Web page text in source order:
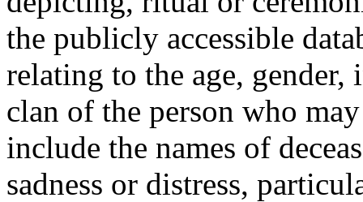
the publicly accessible
relating to the age,
clan of the person who
include the names of
sadness or distress,